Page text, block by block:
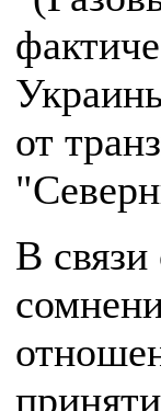
от
В